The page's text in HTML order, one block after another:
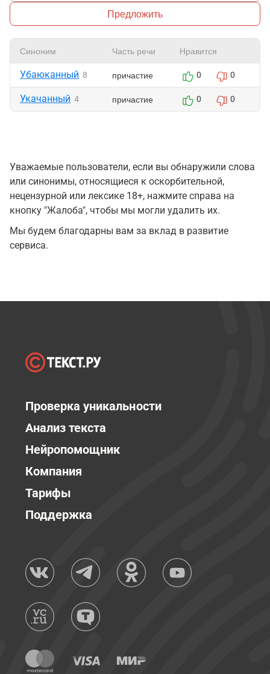
Предложить
Синоним Часть речи Нравится
Убаюканный 8 причастие 0 0
Укачанный 4 причастие 0 0
Уважаемые пользователи, если вы обнаружили слова
или синонимы, относящиеся к оскорбительной,
нецензурной или лексике 18+, нажмите справа на
кнопку "Жалоба", чтобы мы могли удалить их.
Мы будем благодарны вам за вклад в развитие
сервиса.
Проверка уникальности
Анализ текста
Нейропомощник
Компания
Тарифы
Поддержка